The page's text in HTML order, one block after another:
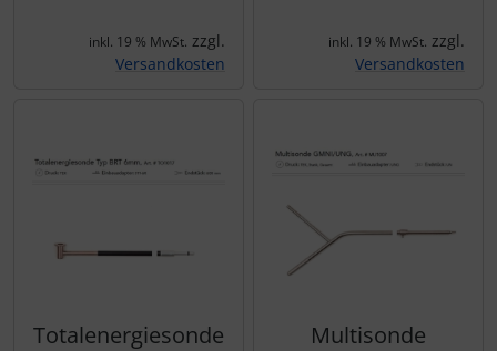
inkl. 19 % MwSt. zzgl.
Versandkosten
inkl. 19 % MwSt. zzgl.
Versandkosten
Totalenergiesonde
Multisonde